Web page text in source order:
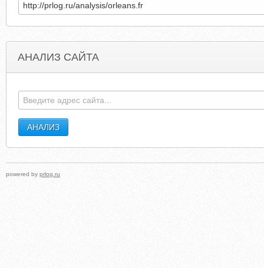
АНАЛИЗ САЙТА
powered by prlog.ru